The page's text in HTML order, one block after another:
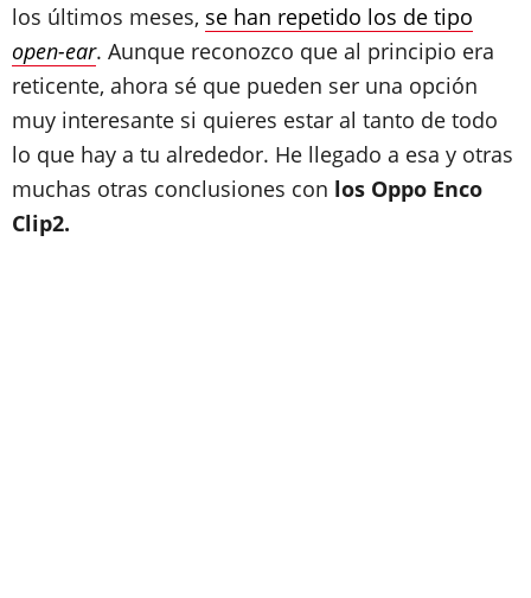
los últimos meses, se han repetido los de tipo
open-ear. Aunque reconozco que al principio era
reticente, ahora sé que pueden ser una opción
muy interesante si quieres estar al tanto de todo
lo que hay a tu alrededor. He llegado a esa y otras
muchas otras conclusiones con los Oppo Enco
Clip2.